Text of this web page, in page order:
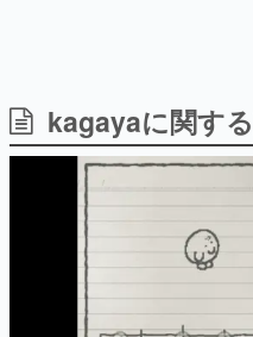
日本のコンテンツ
画です。
日本モバイル
日本のモバイルゲ
ルを網羅するほか
解説を掲載。約
若ゲのいたり
『うつヌケ』『ペ
一先生によるゲー
kagayaに関す